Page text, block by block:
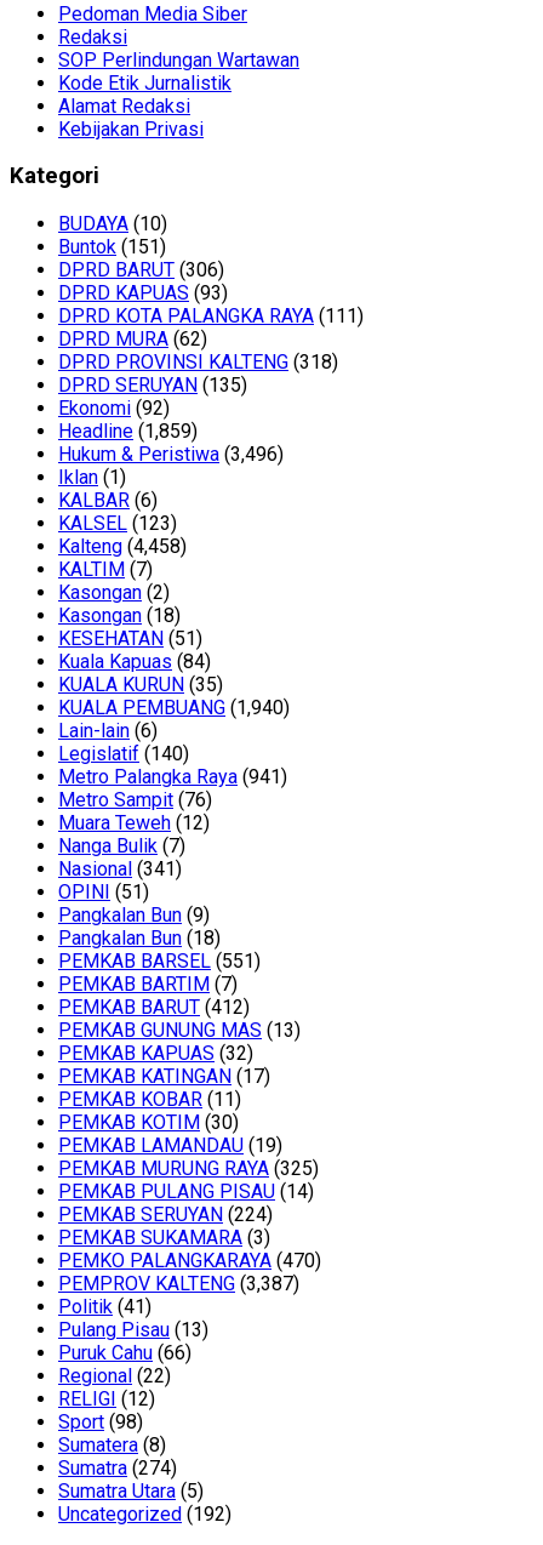
Pedoman Media Siber
Redaksi
SOP Perlindungan Wartawan
Kode Etik Jurnalistik
Alamat Redaksi
Kebijakan Privasi
Kategori
BUDAYA (10)
Buntok (151)
DPRD BARUT (306)
DPRD KAPUAS (93)
DPRD KOTA PALANGKA RAYA (111)
DPRD MURA (62)
DPRD PROVINSI KALTENG (318)
DPRD SERUYAN (135)
Ekonomi (92)
Headline (1,859)
Hukum & Peristiwa (3,496)
Iklan (1)
KALBAR (6)
KALSEL (123)
Kalteng (4,458)
KALTIM (7)
Kasongan (2)
Kasongan (18)
KESEHATAN (51)
Kuala Kapuas (84)
KUALA KURUN (35)
KUALA PEMBUANG (1,940)
Lain-lain (6)
Legislatif (140)
Metro Palangka Raya (941)
Metro Sampit (76)
Muara Teweh (12)
Nanga Bulik (7)
Nasional (341)
OPINI (51)
Pangkalan Bun (9)
Pangkalan Bun (18)
PEMKAB BARSEL (551)
PEMKAB BARTIM (7)
PEMKAB BARUT (412)
PEMKAB GUNUNG MAS (13)
PEMKAB KAPUAS (32)
PEMKAB KATINGAN (17)
PEMKAB KOBAR (11)
PEMKAB KOTIM (30)
PEMKAB LAMANDAU (19)
PEMKAB MURUNG RAYA (325)
PEMKAB PULANG PISAU (14)
PEMKAB SERUYAN (224)
PEMKAB SUKAMARA (3)
PEMKO PALANGKARAYA (470)
PEMPROV KALTENG (3,387)
Politik (41)
Pulang Pisau (13)
Puruk Cahu (66)
Regional (22)
RELIGI (12)
Sport (98)
Sumatera (8)
Sumatra (274)
Sumatra Utara (5)
Uncategorized (192)